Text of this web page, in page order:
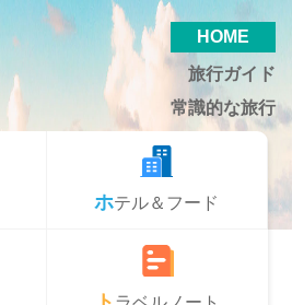
HOME
旅行ガイド
常識的な旅行
ホテル＆フード